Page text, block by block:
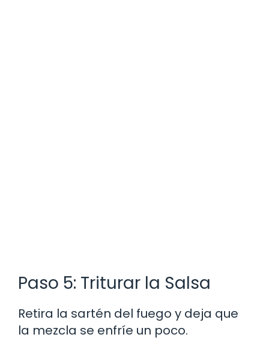
Paso 5: Triturar la Salsa
Retira la sartén del fuego y deja que
la mezcla se enfríe un poco.